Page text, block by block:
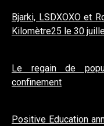
Bjarki, LSDXOXO et
Kilomètre25 le 30
Le regain de
confinement
Positive Education